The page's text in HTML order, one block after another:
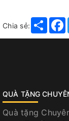
Chia sẻ: Share
QUÀ TẶNG
Quà tặng